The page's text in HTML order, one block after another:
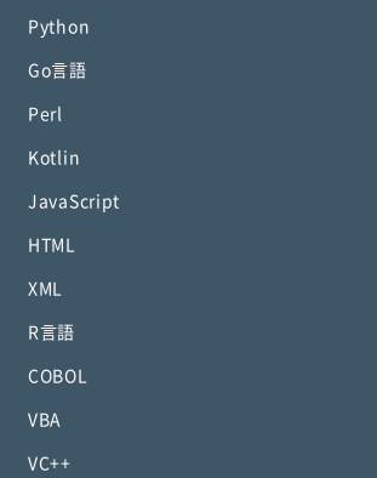
Python
Go言語
Perl
Kotlin
JavaScript
HTML
XML
R言語
COBOL
VBA
VC++